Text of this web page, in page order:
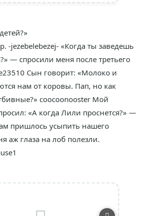
-jezebelebezej- «Когда ты заведешь
— спросили меня после третьего
Сын говорит: «Молоко и
нам от коровы. Пап, но как
coocoonooster Мой
«А когда Лили проснется?» —
пришлось усыпить нашего
аж глаза на лоб полезли.